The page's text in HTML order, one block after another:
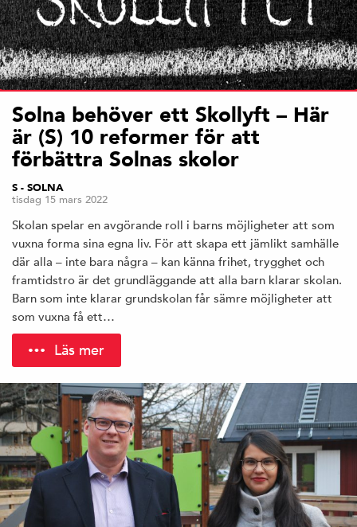
Solna behöver ett Skollyft – Här
är (S) 10 reformer för att
förbättra Solnas skolor
S - SOLNA
tisdag 15 mars 2022
Skolan spelar en avgörande roll i barns möjligheter att som
vuxna forma sina egna liv. För att skapa ett jämlikt samhälle
där alla – inte bara några – kan känna frihet, trygghet och
framtidstro är det grundläggande att alla barn klarar skolan.
Barn som inte klarar grundskolan får sämre möjligheter att
som vuxna få ett…
Läs mer